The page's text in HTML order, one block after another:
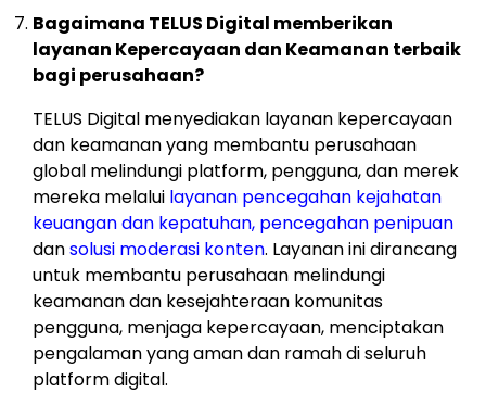
Bagaimana TELUS Digital memberikan
layanan Kepercayaan dan Keamanan terbaik
bagi perusahaan?
TELUS Digital menyediakan layanan kepercayaan
dan keamanan yang membantu perusahaan
global melindungi platform, pengguna, dan merek
mereka melalui layanan pencegahan kejahatan
keuangan dan kepatuhan, pencegahan penipuan
dansolusi moderasi konten. Layanan ini dirancang
untuk membantu perusahaan melindungi
keamanan dan kesejahteraan komunitas
pengguna, menjaga kepercayaan, menciptakan
pengalaman yang aman dan ramah di seluruh
platform digital.